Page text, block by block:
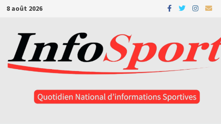
Passer
contenu
8 août 2026